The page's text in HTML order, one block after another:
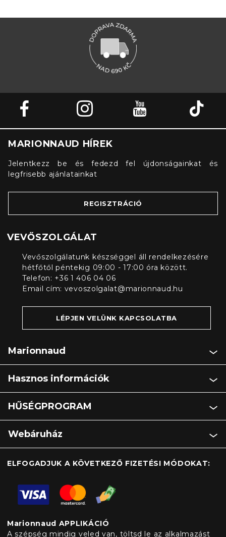
MARIONNAUD HÍREK
Jelentkezz be és fedezd fel újdonságainkat és
legfrisebb ajánlatainkat
REGISZTRÁCIÓ
VEVŐSZOLGÁLAT
Vevőszolgálatunk készséggel áll rendelkezésére
hétfőtől péntekig 09:00 - 17:00 óra között.
Telefon: +36 1 406 04 06
Email cím: vevoszolgalat@marionnaud.hu
LÉPJEN VELÜNK KAPCSOLATBA
Marionnaud
Hasznos információk
HŰSÉGPROGRAM
Webáruház
ELFOGADJUK A KÖVETKEZŐ FIZETÉSI MÓDOKAT:
Marionnaud APPLIKÁCIÓ
A szépség mindig veled van, töltsd le az alkalmazást